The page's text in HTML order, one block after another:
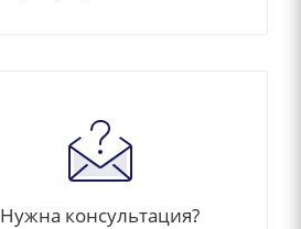
Нужна консультация?